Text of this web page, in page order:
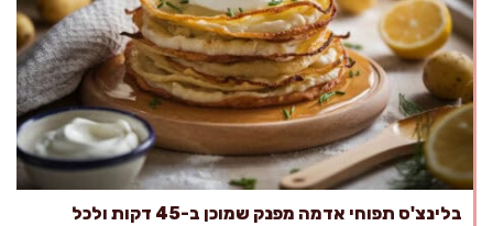
בלינצ'ס תפוחי אדמה מפנק שמוכן ב-45 דקות ולכל